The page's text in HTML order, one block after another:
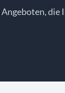
die